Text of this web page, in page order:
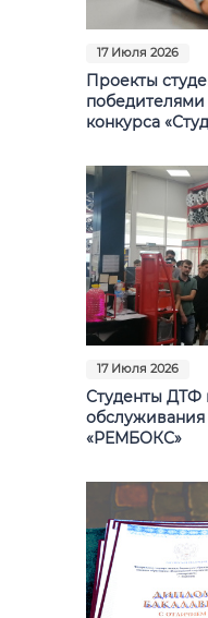
17 Июля 2026
Проекты
победителями
конкурса
17 Июля 2026
Студенты ДТФ
обслуживания
«РЕМБОКС»